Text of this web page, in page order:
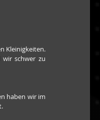
Kleinigkeiten.
schwer zu
haben wir im